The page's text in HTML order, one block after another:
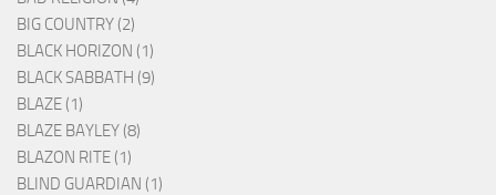
BIG COUNTRY (2)
BLACK HORIZON (1)
BLACK SABBATH (9)
BLAZE (1)
BLAZE BAYLEY (8)
BLAZON RITE (1)
BLIND GUARDIAN (1)